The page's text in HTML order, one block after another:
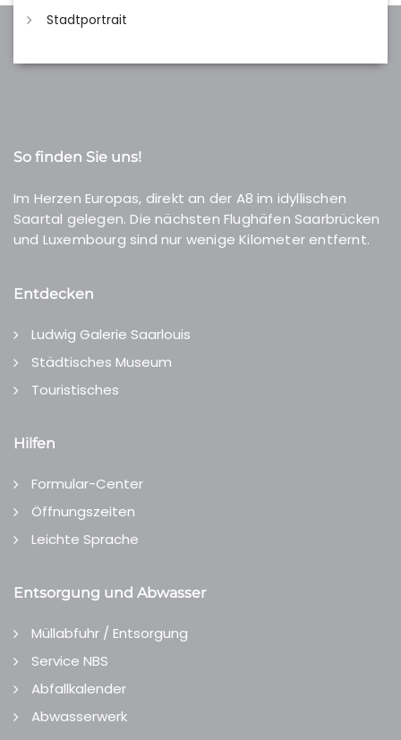
Stadtportrait
So finden Sie uns!
Im Herzen Europas, direkt an der A8 im idyllischen
Saartal gelegen. Die nächsten Flughäfen Saarbrücken
und Luxembourg sind nur wenige Kilometer entfernt.
Entdecken
Ludwig Galerie Saarlouis
Städtisches Museum
Touristisches
Hilfen
Formular-Center
Öffnungszeiten
Leichte Sprache
Entsorgung und Abwasser
Müllabfuhr / Entsorgung
Service NBS
Abfallkalender
Abwasserwerk